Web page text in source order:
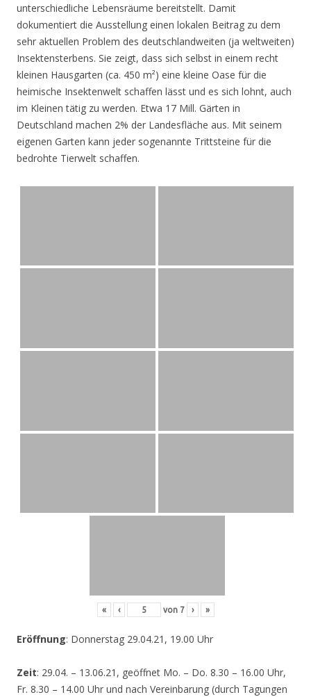
unterschiedliche Lebensräume bereitstellt. Damit
dokumentiert die Ausstellung einen lokalen Beitrag zu dem
sehr aktuellen Problem des deutschlandweiten (ja weltweiten)
Insektensterbens. Sie zeigt, dass sich selbst in einem recht
kleinen Hausgarten (ca. 450 m²) eine kleine Oase für die
heimische Insektenwelt schaffen lässt und es sich lohnt, auch
im Kleinen tätig zu werden. Etwa 17 Mill. Gärten in
Deutschland machen 2% der Landesfläche aus. Mit seinem
eigenen Garten kann jeder sogenannte Trittsteine für die
bedrohte Tierwelt schaffen.
« ‹ von 7 › »
Eröffnung: Donnerstag 29.04.21, 19.00 Uhr
Zeit: 29.04. – 13.06.21, geöffnet Mo. – Do. 8.30 – 16.00 Uhr,
Fr. 8.30 – 14.00 Uhr und nach Vereinbarung (durch Tagungen